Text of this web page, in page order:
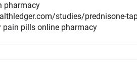
pharmacy
studies/prednisone-
pain pills online pharmacy